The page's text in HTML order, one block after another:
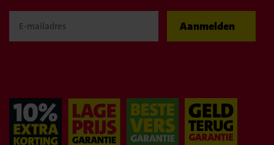
Aanmelden